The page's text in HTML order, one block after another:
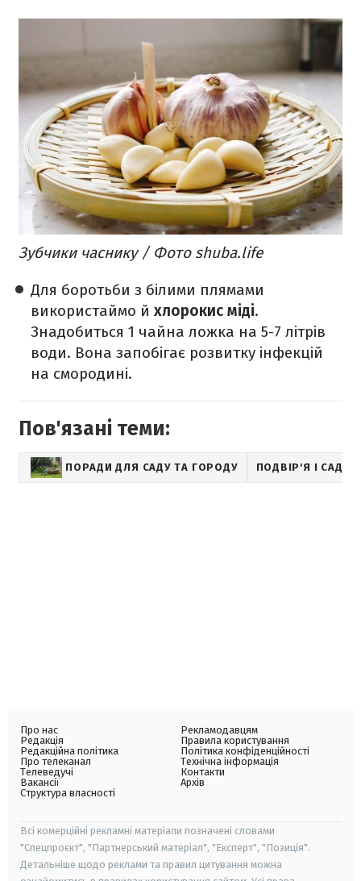
Зубчики часнику / Фото shuba.life
Для боротьби з білими плямами
використаймо й хлорокис міді.
Знадобиться 1 чайна ложка на 5-7 літрів
води. Вона запобігає розвитку інфекцій
на смородині.
Пов'язані теми:
ПОРАДИ ДЛЯ САДУ ТА ГОРОДУ ПОДВІР'Я І САД
Про нас
Редакція
Редакційна політика
Про телеканал
Телеведучі
Вакансії
Структура власності
Рекламодавцям
Правила користування
Політика конфіденційності
Технічна інформація
Контакти
Архів
Всі комерційні рекламні матеріали позначені словами
"Спецпроєкт", "Партнерський матеріал", "Експерт", "Позиція".
Детальніше щодо реклами та правил цитування можна